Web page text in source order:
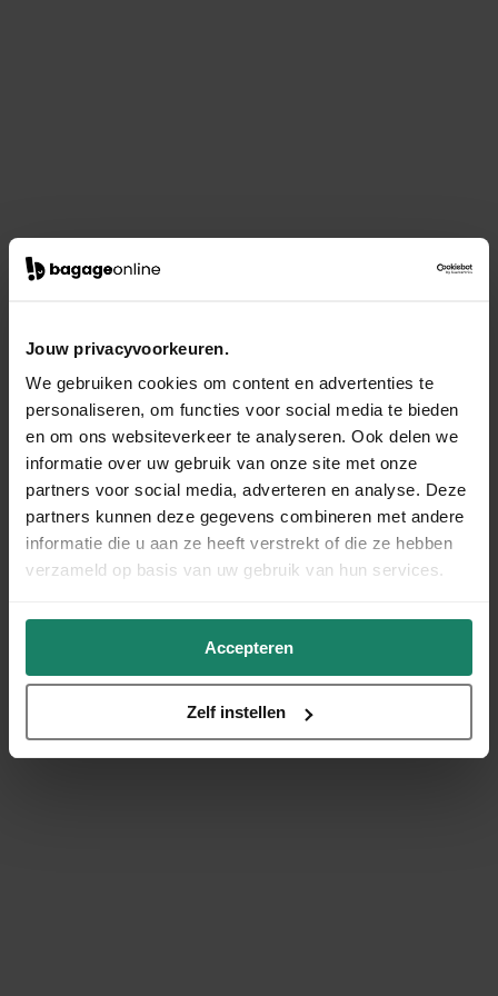
Jouw privacyvoorkeuren.
We gebruiken cookies om content en advertenties te
personaliseren, om functies voor social media te bieden
en om ons websiteverkeer te analyseren. Ook delen we
informatie over uw gebruik van onze site met onze
partners voor social media, adverteren en analyse. Deze
partners kunnen deze gegevens combineren met andere
informatie die u aan ze heeft verstrekt of die ze hebben
verzameld op basis van uw gebruik van hun services.
Accepteren
Zelf instellen